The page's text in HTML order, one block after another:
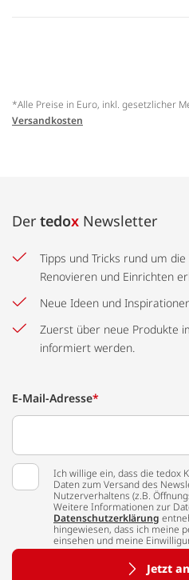
*Alle Preise in Euro, inkl. gesetzlicher
Versandkosten
Der tedox Newsletter
Tipps und Tricks rund um
Renovieren und Einrichten
Neue Ideen und
Zuerst über neue Produkte
informiert werden.
E-Mail-Adresse*
Ich willige ein, dass die tedox
Daten zum Versand des
Nutzerverhaltens (z.B.
Weitere Informationen zur
Datenschutzerklärung
hingewiesen, dass ich meine
einsehen und meine
Jetzt